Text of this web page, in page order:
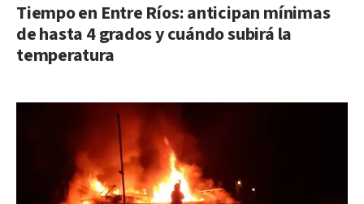
Tiempo en Entre Ríos: anticipan mínimas
de hasta 4 grados y cuándo subirá la
temperatura